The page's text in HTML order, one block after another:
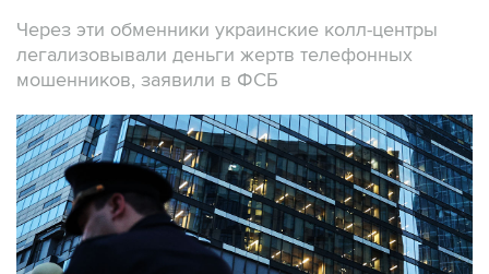
Через эти обменники украинские колл-центры
легализовывали деньги жертв телефонных
мошенников, заявили в ФСБ